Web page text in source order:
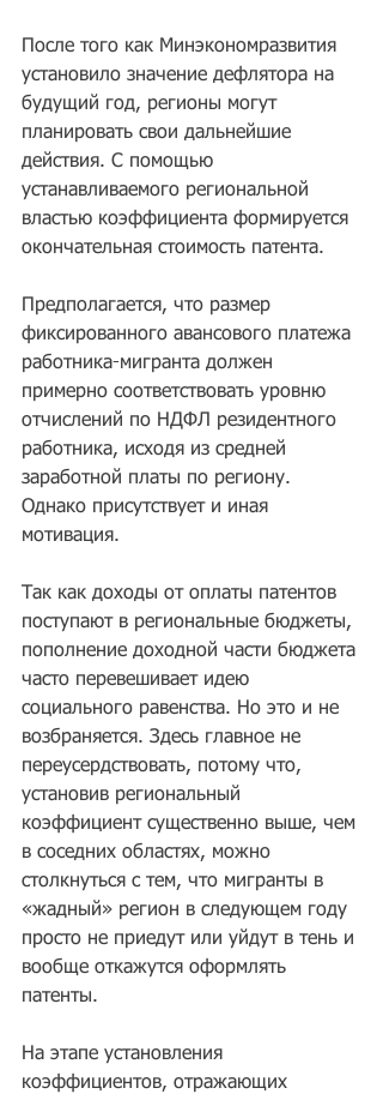
После того как Минэкономразвития
установило значение дефлятора на
будущий год, регионы могут
планировать свои дальнейшие
действия. С помощью
устанавливаемого региональной
властью коэффициента формируется
окончательная стоимость патента.
Предполагается, что размер
фиксированного авансового платежа
работника-мигранта должен
примерно соответствовать уровню
отчислений по НДФЛ резидентного
работника, исходя из средней
заработной платы по региону.
Однако присутствует и иная
мотивация.
Так как доходы от оплаты патентов
поступают в региональные бюджеты,
пополнение доходной части бюджета
часто перевешивает идею
социального равенства. Но это и не
возбраняется. Здесь главное не
переусердствовать, потому что,
установив региональный
коэффициент существенно выше, чем
в соседних областях, можно
столкнуться с тем, что мигранты в
«жадный» регион в следующем году
просто не приедут или уйдут в тень и
вообще откажутся оформлять
патенты.
На этапе установления
коэффициентов, отражающих